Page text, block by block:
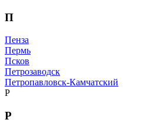
П
Пенза
Пермь
Псков
Петрозаводск
Петропавловск-Камчатский
Р
Р